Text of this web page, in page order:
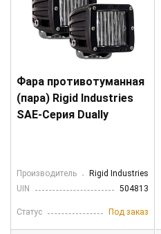
Фара противотуманная
(пара) Rigid Industries
SAE-Серия Dually
Производитель
Rigid Industries
UIN
504813
Статус Под заказ